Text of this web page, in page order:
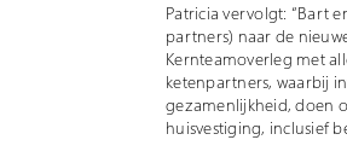
Patricia vervolgt: “Bart
partners) naar de
Kernteamoverleg met
ketenpartners, waarbij
gezamenlijkheid, doen
huisvestiging, inclusief